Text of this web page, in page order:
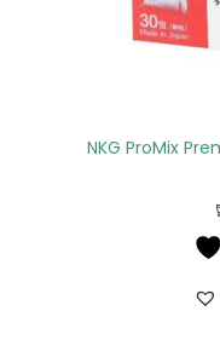
NKG ProMix